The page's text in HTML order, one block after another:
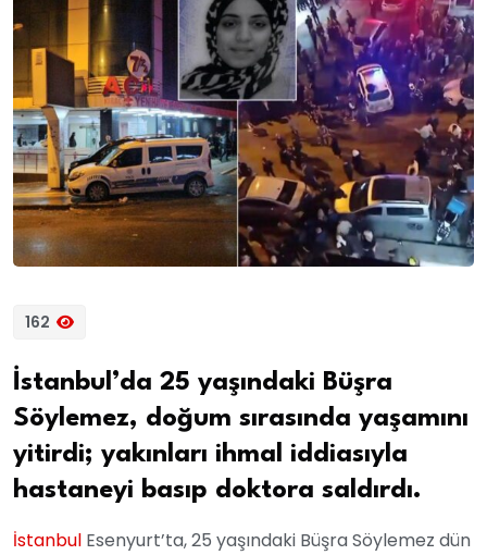
162
İstanbul’da 25 yaşındaki Büşra
Söylemez, doğum sırasında yaşamını
yitirdi; yakınları ihmal iddiasıyla
hastaneyi basıp doktora saldırdı.
İstanbul Esenyurt’ta, 25 yaşındaki Büşra Söylemez dün